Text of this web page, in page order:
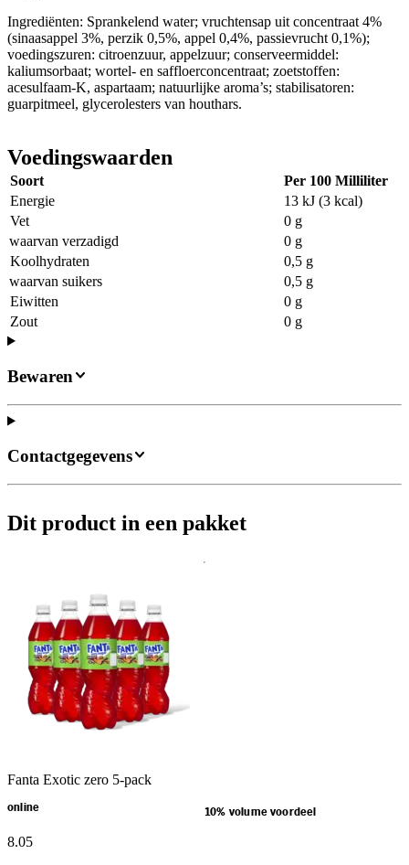
Ingrediënten: Sprankelend water; vruchtensap uit concentraat 4%
(sinaasappel 3%, perzik 0,5%, appel 0,4%, passievrucht 0,1%);
voedingszuren: citroenzuur, appelzuur; conserveermiddel:
kaliumsorbaat; wortel- en saffloerconcentraat; zoetstoffen:
acesulfaam-K, aspartaam; natuurlijke aroma’s; stabilisatoren:
guarpitmeel, glycerolesters van houthars.
Voedingswaarden
Soort
Per 100 Milliliter
Energie
13 kJ (3 kcal)
Vet
0 g
waarvan verzadigd
0 g
Koolhydraten
0,5 g
waarvan suikers
0,5 g
Eiwitten
0 g
Zout
0 g
Bewaren
Contactgegevens
Dit product in een pakket
Fanta Exotic zero 5-pack
online 10% volume voordeel
8.05